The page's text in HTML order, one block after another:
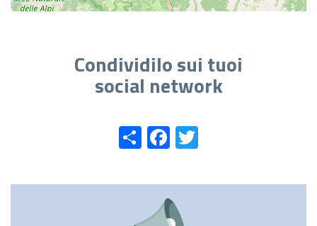
Condividilo sui tuoi
social network
ShareFacebook